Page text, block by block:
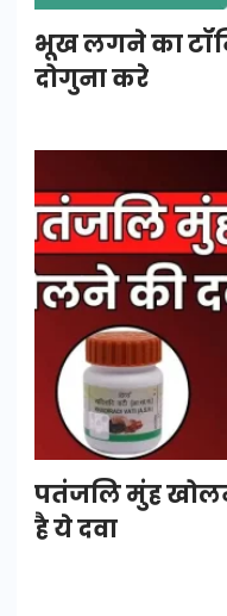
भूख लगने का
दोगुना करे
पतंजलि मुंह
है ये दवा